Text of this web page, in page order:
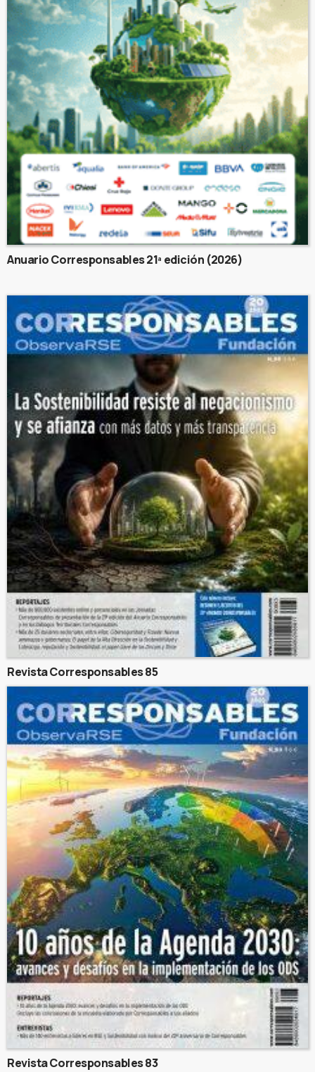
Anuario Corresponsables 21ª edición (2026)
Revista Corresponsables 85
Revista Corresponsables 83